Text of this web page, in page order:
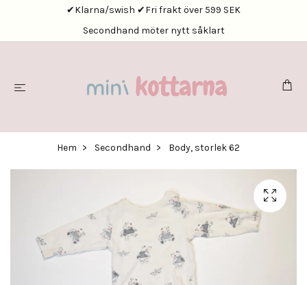
✔Klarna/swish ✔Fri frakt över 599 SEK
Secondhand möter nytt såklart
Hem Secondhand Body, storlek 62